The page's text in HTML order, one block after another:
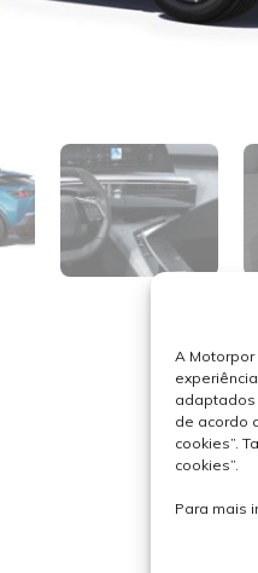
A
adaptados
de acordo
cookies”.
cookies”.
Para mais